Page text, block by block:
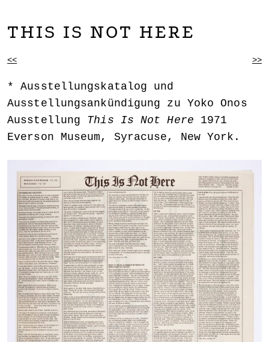
THIS IS NOT HERE
BEITRAGSNAVIGATION
<< >>
Ausstellungskatalog und
Ausstellungsankündigung zu Yoko Onos
Ausstellung This Is Not Here 1971
Everson Museum, Syracuse, New York.